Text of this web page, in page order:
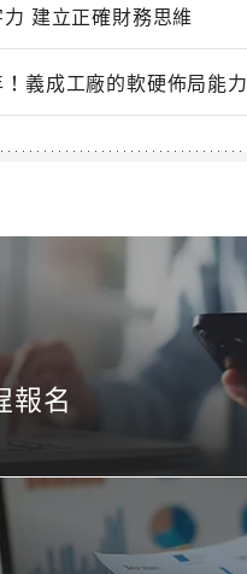
建立正確財務思維
義成工廠的軟硬佈局能力
報名